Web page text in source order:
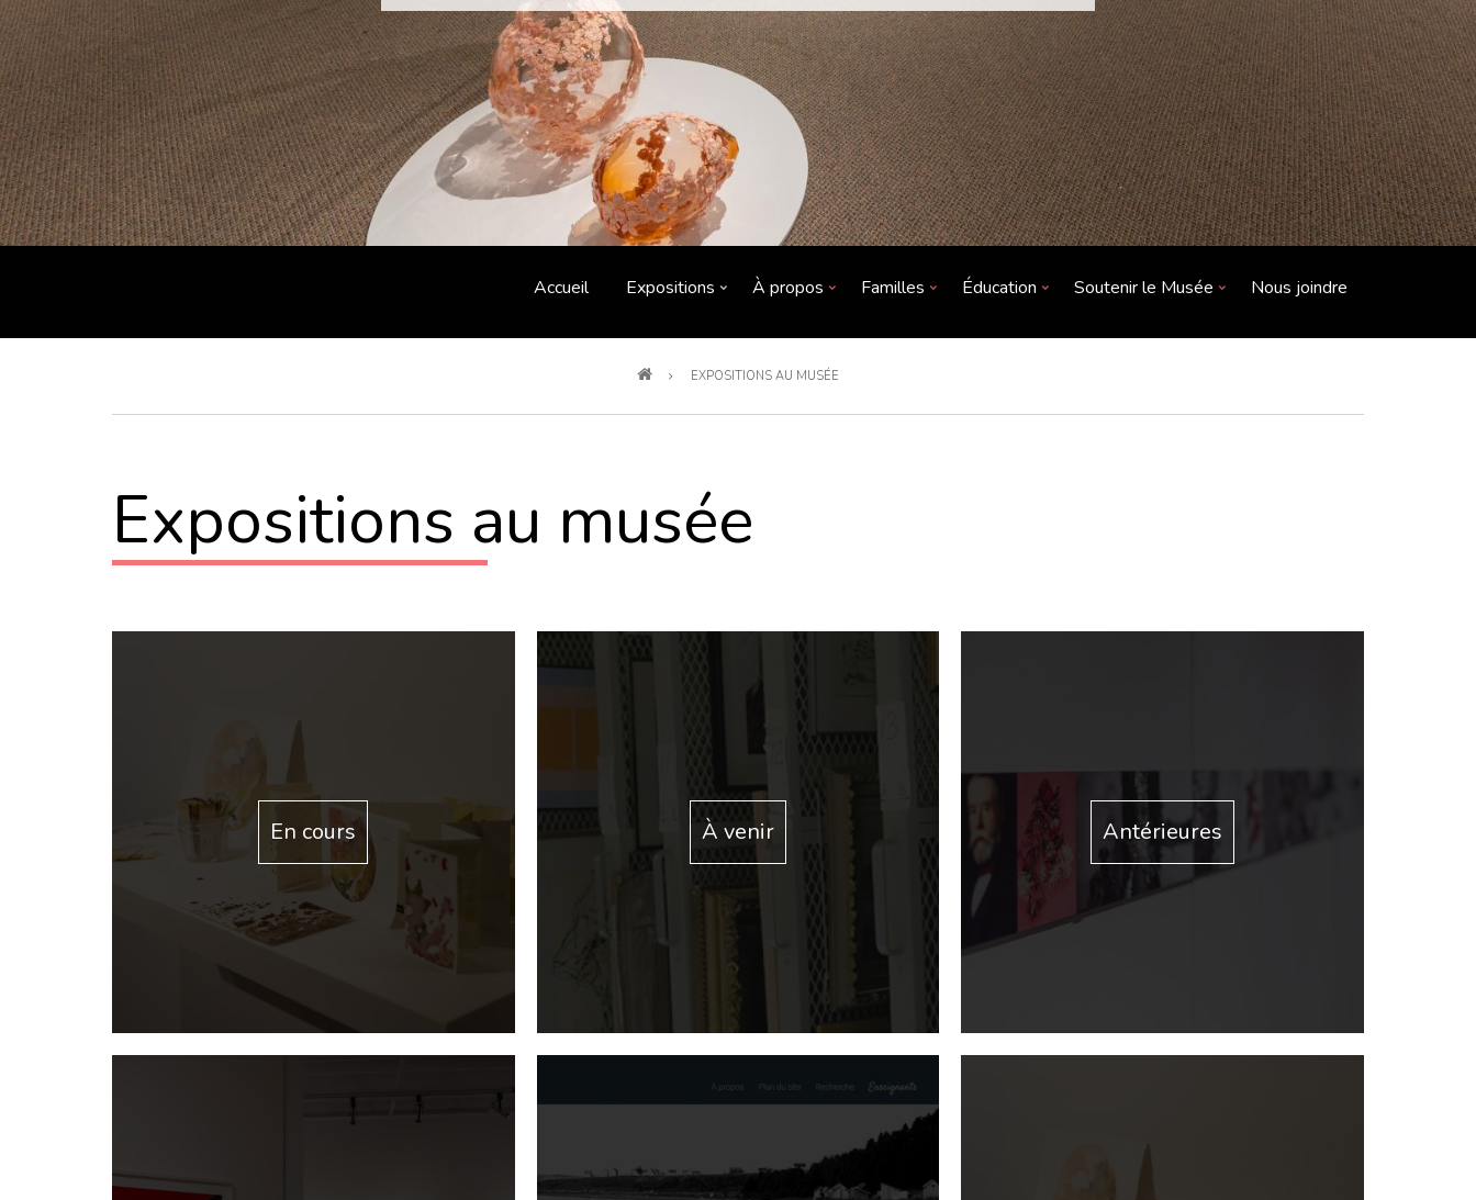
Accueil Expositions À propos Familles Éducation Soutenir le Musée Nous joindre
EXPOSITIONS AU MUSÉE
Expositions au musée
En cours À venir Antérieures